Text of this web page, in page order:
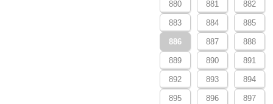
880 881 882
883 884 885
886 887 888
889 890 891
892 893 894
895 896 897